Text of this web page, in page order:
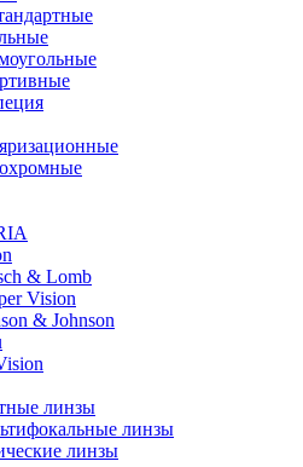
& Lomb
Vision
& Johnson
линзы
линзы
линзы